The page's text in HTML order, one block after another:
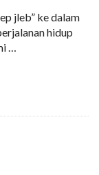
jleb” ke dalam
hidup
…